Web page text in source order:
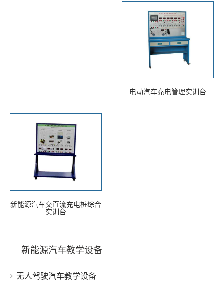
电动汽车充电管理实训台
新能源汽车交直流充电桩综合
实训台
新能源汽车教学设备
无人驾驶汽车教学设备